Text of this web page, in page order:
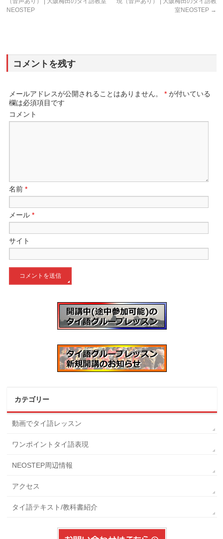
NEOSTEP
室NEOSTEP →
コメントを残す
メールアドレスが公開されることはありません。 * が付いている
欄は必須項目です
コメント
名前*
メール*
サイト
カテゴリー
動画でタイ語レッスン
ワンポイントタイ語表現
NEOSTEP周辺情報
アクセス
タイ語テキスト/教科書紹介